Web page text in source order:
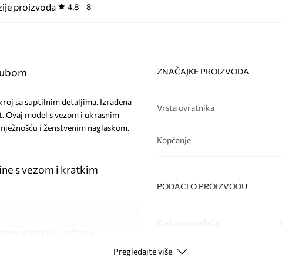
proizvoda 4.8 8
sa suptilnim detaljima. Izrađena
Ovaj model s vezom i ukrasnim
i ženstvenim naglaskom.
s vezom i kratkim
ZNAČAJKE PROIZVODA
Vrsta ovratnika
Kopčanje
PODACI O PROIZVODU
Boja
Pregledajte više